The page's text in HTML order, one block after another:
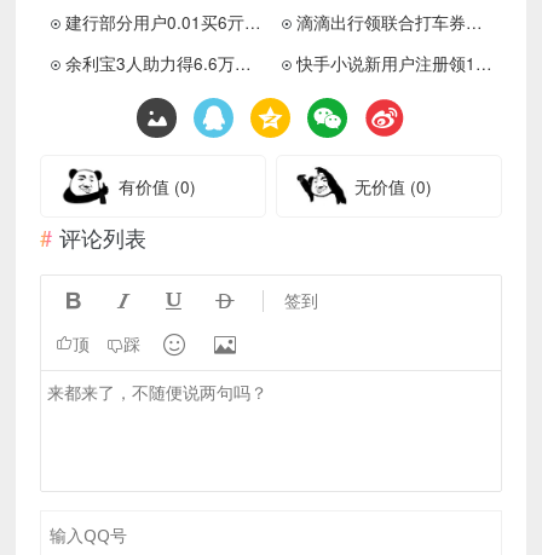
建行部分用户0.01买6亓立减金
滴滴出行领联合打车券大礼包
余利宝3人助力得6.6万体验金
快手小说新用户注册领1.1元红包
有价值 (0) 无价值 (0)
评论列表
    签到
顶 踩  